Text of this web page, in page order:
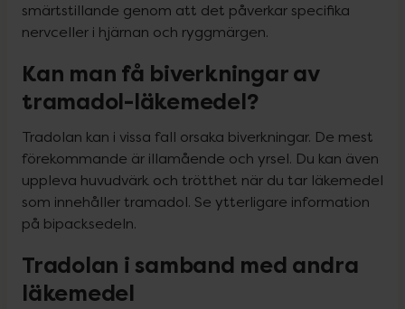
smärtstillande genom att det påverkar specifika
nervceller i hjärnan och ryggmärgen.
Kan man få biverkningar av
tramadol-läkemedel?
Tradolan kan i vissa fall orsaka biverkningar. De mest
förekommande är illamående och yrsel. Du kan även
uppleva huvudvärk och trötthet när du tar läkemedel
som innehåller tramadol. Se ytterligare information
på bipacksedeln.
Tradolan i samband med andra
läkemedel